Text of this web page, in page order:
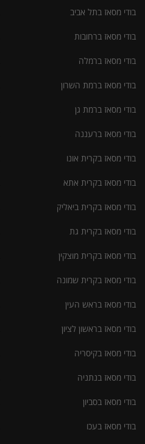
בודי מסאז בתל אביב
בודי מסאז ברחובות
בודי מסאז ברמלה
בודי מסאז ברמת השרון
בודי מסאז ברמת גן
בודי מסאז ברעננה
בודי מסאז בקרית אונו
בודי מסאז בקרית אתא
בודי מסאז בקרית ביאליק
בודי מסאז בקרית גת
בודי מסאז בקרית מוצקין
בודי מסאז בקרית שמונה
בודי מסאז בראש העין
בודי מסאז בראשון לציון
בודי מסאז בקיסריה
בודי מסאז בנתניה
בודי מסאז בסביון
בודי מסאז בעכו